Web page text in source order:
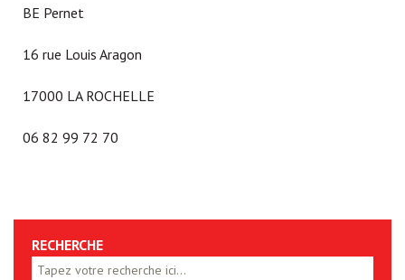
BE Pernet
16 rue Louis Aragon
17000 LA ROCHELLE
06 82 99 72 70
RECHERCHE